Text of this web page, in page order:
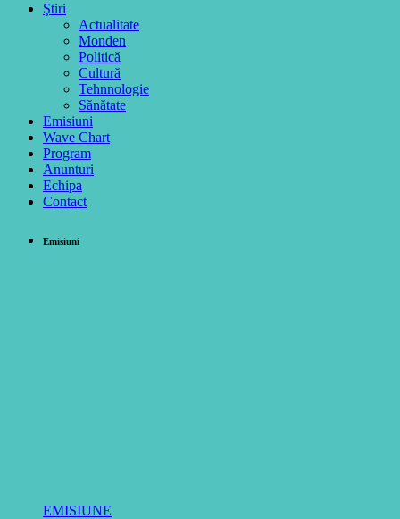
Ştiri
Actualitate
Monden
Politică
Cultură
Tehnnologie
Sănătate
Emisiuni
Wave Chart
Program
Anunturi
Echipa
Contact
Emisiuni
EMISIUNE